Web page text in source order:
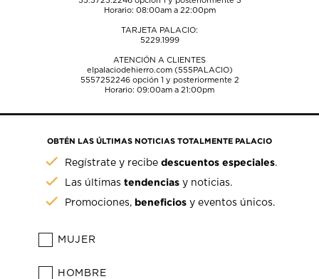
Horario: 08:00am a 22:00pm
TARJETA PALACIO:
5229.1999
ATENCIÓN A CLIENTES
elpalaciodehierro.com (555PALACIO)
5557252246opción 1 y posteriormente 2
Horario: 09:00am a 21:00pm
OBTÉN LAS ÚLTIMAS NOTICIAS TOTALMENTE PALACIO
Regístrate y recibedescuentos especiales.
Las últimastendencias y noticias.
Promociones, beneficios y eventos únicos.
MUJER
HOMBRE